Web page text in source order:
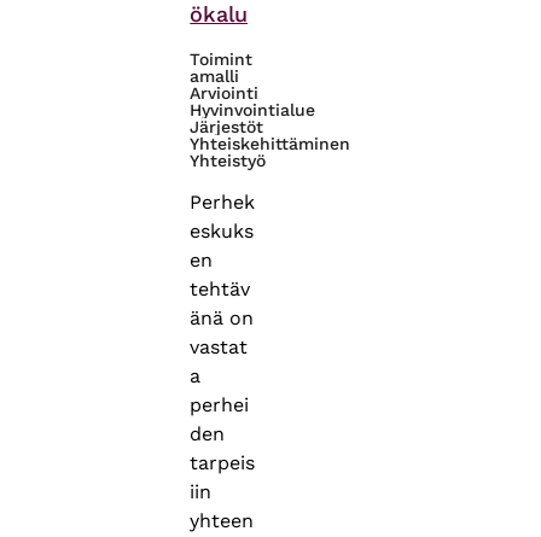
ökalu
Toimint
amalli
Arviointi
Hyvinvointialue
Järjestöt
Yhteiskehittäminen
Yhteistyö
Perhek
eskuks
en
tehtäv
änä on
vastat
a
perhei
den
tarpeis
iin
yhteen